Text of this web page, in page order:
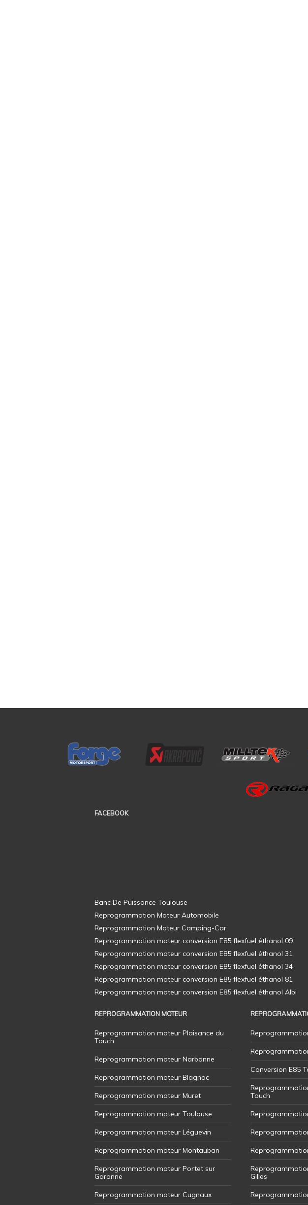
FACEBOOK
REPROGRAMMATION MOTEUR
Reprogrammation moteur Plaisance du
Touch
Reprogrammation moteur Narbonne
Reprogrammation moteur Blagnac
Reprogrammation moteur Muret
Reprogrammation moteur Toulouse
Reprogrammation moteur Léguevin
Reprogrammation moteur Montauban
Reprogrammation moteur Portet sur
Garonne
Reprogrammation moteur Cugnaux
Conversion E85
Touch
Gilles
Banc De Puissance Toulouse
Reprogrammation Moteur Automobile
Reprogrammation Moteur Camping-Car
Reprogrammation moteur conversion E85 flexfuel éthanol 09
Reprogrammation moteur conversion E85 flexfuel éthanol 31
Reprogrammation moteur conversion E85 flexfuel éthanol 34
Reprogrammation moteur conversion E85 flexfuel éthanol 81
Reprogrammation moteur conversion E85 flexfuel éthanol Albi